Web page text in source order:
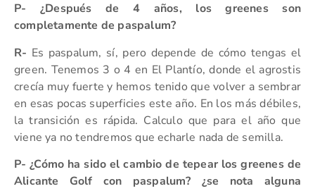
P- ¿Después de 4 años, los greenes son
completamente de paspalum?
R- Es paspalum, sí, pero depende de cómo tengas el
green. Tenemos 3 o 4 en El Plantío, donde el agrostis
crecía muy fuerte y hemos tenido que volver a sembrar
en esas pocas superficies este año. En los más débiles,
la transición es rápida. Calculo que para el año que
viene ya no tendremos que echarle nada de semilla.
P- ¿Cómo ha sido el cambio de tepear los greenes de
Alicante Golf con paspalum? ¿se nota alguna